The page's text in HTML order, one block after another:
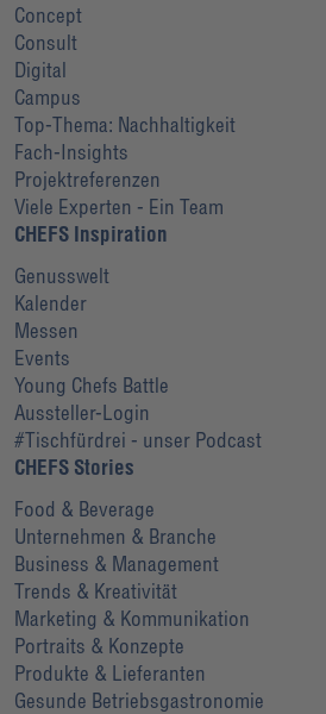
Concept
Consult
Digital
Campus
Top-Thema: Nachhaltigkeit
Fach-Insights
Projektreferenzen
Viele Experten - Ein Team
CHEFS Inspiration
Genusswelt
Kalender
Messen
Events
Young Chefs Battle
Aussteller-Login
#Tischfürdrei - unser Podcast
CHEFS Stories
Food & Beverage
Unternehmen & Branche
Business & Management
Trends & Kreativität
Marketing & Kommunikation
Portraits & Konzepte
Produkte & Lieferanten
Gesunde Betriebsgastronomie